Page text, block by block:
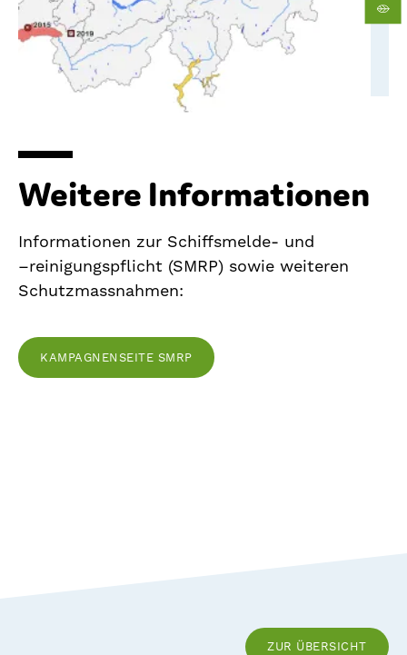
Weitere Informationen
Informationen zur Schiffsmelde- und
–reinigungspflicht (SMRP) sowie weiteren
Schutzmassnahmen:
KAMPAGNENSEITE SMRP
ZUR ÜBERSICHT